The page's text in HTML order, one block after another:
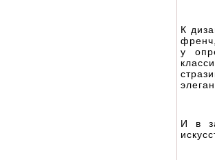
К
у
И в